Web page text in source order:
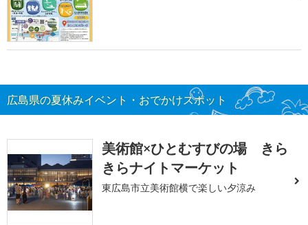
広島県の夏休みイベント・おでかけスポット
美術館×ひとむすびの場 きら
きらナイトマーケット
東広島市立美術館横で楽しい夕涼み